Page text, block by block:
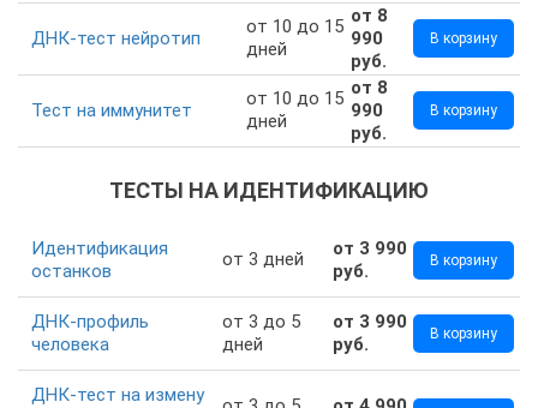
ДНК-тест нейротип
от 10 до 15
дней
от 8
990
руб.
В корзину
Тест на иммунитет
от 10 до 15
дней
от 8
990
руб.
В корзину
ТЕСТЫ НА ИДЕНТИФИКАЦИЮ
Идентификация
останков
от 3 дней
от 3 990
руб.
В корзину
ДНК-профиль
человека
от 3 до 5
дней
от 3 990
руб.
В корзину
ДНК-тест на измену